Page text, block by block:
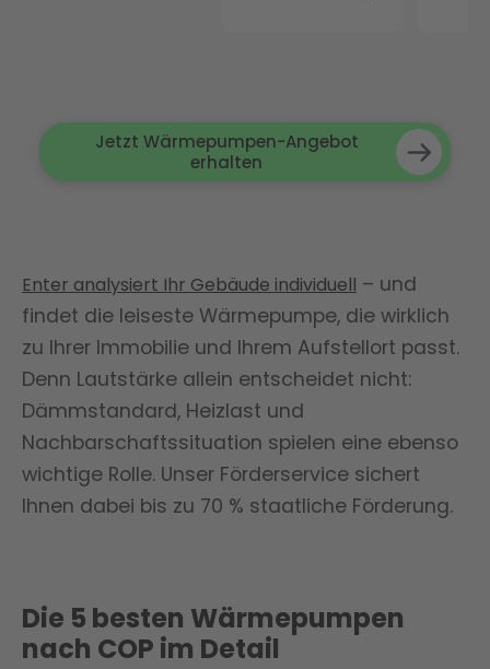
Jetzt Wärmepumpen-Angebot
erhalten
Enter analysiert Ihr Gebäude individuell – und
findet die leiseste Wärmepumpe, die wirklich
zu Ihrer Immobilie und Ihrem Aufstellort passt.
Denn Lautstärke allein entscheidet nicht:
Dämmstandard, Heizlast und
Nachbarschaftssituation spielen eine ebenso
wichtige Rolle. Unser Förderservice sichert
Ihnen dabei bis zu 70 % staatliche Förderung.
Die 5 besten Wärmepumpen
nach COP im Detail